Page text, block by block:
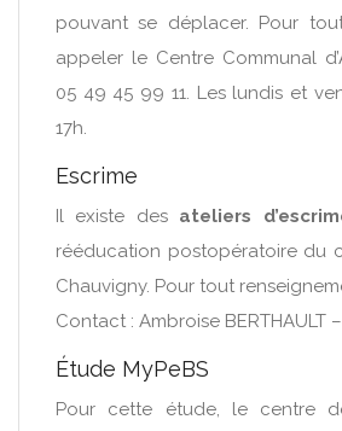
pouvant se déplacer. Pour
appeler le Centre Communal
05 49 45 99 11. Les lundis et
17h.
Escrime
Il existe des ateliers
rééducation postopératoire du
Chauvigny. Pour tout
Contact : Ambroise BERTHAULT
Étude MyPeBS
Pour cette étude, le centre